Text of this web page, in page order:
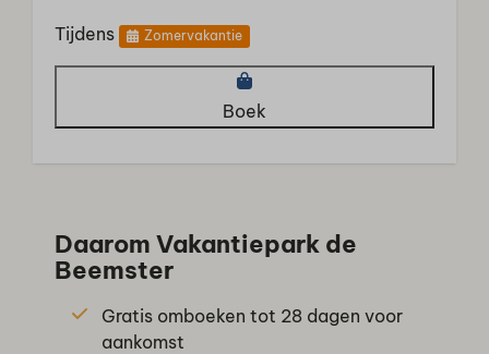
Tijdens Zomervakantie
Boek
Daarom Vakantiepark de
Beemster
Gratis omboeken tot 28 dagen voor
aankomst